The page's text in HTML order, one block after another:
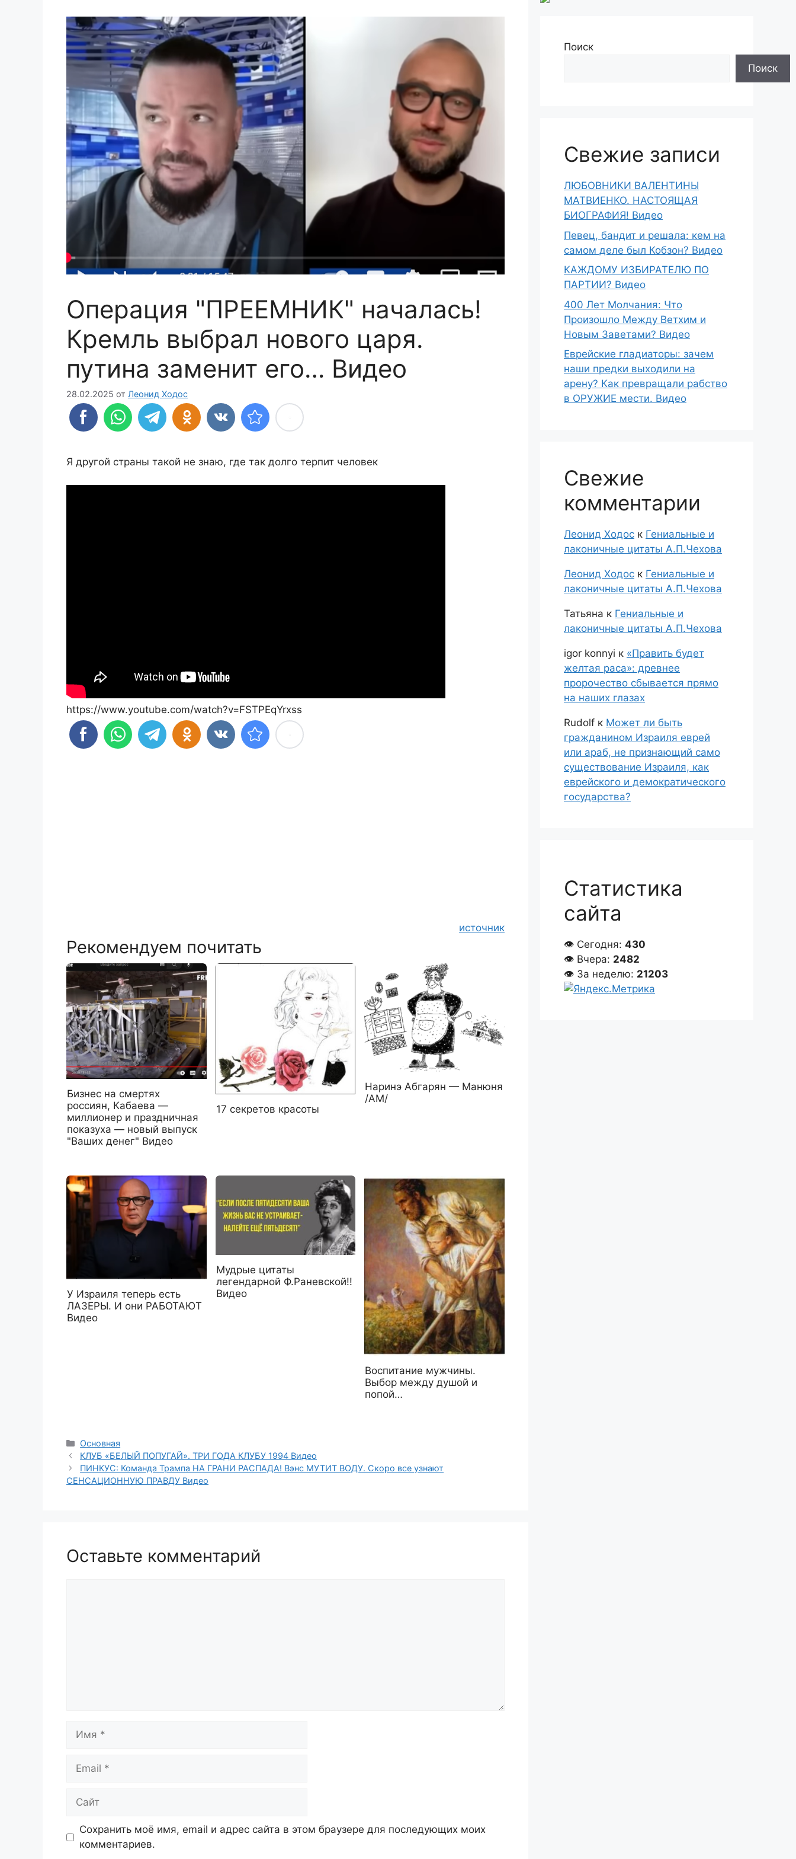
Операция "ПРЕЕМНИК" началась!
Кремль выбрал нового царя.
путина заменит его… Видео
28.02.2025 от Леонид Ходос
Я другой страны такой не знаю, где так долго терпит человек
https://www.youtube.com/watch?v=FSTPEqYrxss
источник
Рекомендуем почитать
Бизнес на смертях
россиян, Кабаева —
миллионер и праздничная
показуха — новый выпуск
"Ваших денег" Видео
17 секретов красоты
Наринэ Абгарян — Манюня
/АМ/
У Израиля теперь есть
ЛАЗЕРЫ. И они РАБОТАЮТ
Видео
Мудрые цитаты
легендарной Ф.Раневской!!
Видео
Воспитание мужчины.
Выбор между душой и
попой…
Рубрики
Основная
КЛУБ «БЕЛЫЙ ПОПУГАЙ». ТРИ ГОДА КЛУБУ 1994 Видео
ПИНКУС: Команда Трампа НА ГРАНИ РАСПАДА! Вэнс МУТИТ ВОДУ. Скоро все узнают
СЕНСАЦИОННУЮ ПРАВДУ Видео
Оставьте комментарий
Имя
Email
Сайт
Сохранить моё имя, email и адрес сайта в этом браузере для последующих моих
комментариев.
Поиск
Поиск
Свежие записи
ЛЮБОВНИКИ ВАЛЕНТИНЫ
МАТВИЕНКО. НАСТОЯЩАЯ
БИОГРАФИЯ! Видео
Певец, бандит и решала: кем на
самом деле был Кобзон? Видео
КАЖДОМУ ИЗБИРАТЕЛЮ ПО
ПАРТИИ? Видео
400 Лет Молчания: Что
Произошло Между Ветхим и
Новым Заветами? Видео
Еврейские гладиаторы: зачем
наши предки выходили на
арену? Как превращали рабство
в ОРУЖИЕ мести. Видео
Свежие
комментарии
Леонид Ходос к Гениальные и
лаконичные цитаты А.П.Чехова
Леонид Ходос к Гениальные и
лаконичные цитаты А.П.Чехова
Татьяна к Гениальные и
лаконичные цитаты А.П.Чехова
igor konnyi к «Править будет
желтая раса»: древнее
пророчество сбывается прямо
на наших глазах
Rudolf к Может ли быть
гражданином Израиля еврей
или араб, не признающий само
существование Израиля, как
еврейского и демократического
государства?
Статистика
сайта
👁 Сегодня: 430
👁 Вчера: 2482
👁 За неделю: 21203